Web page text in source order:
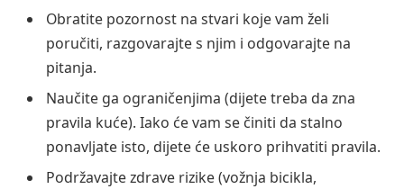
Obratite pozornost na stvari koje vam želi
poručiti, razgovarajte s njim i odgovarajte na
pitanja.
Naučite ga ograničenjima (dijete treba da zna
pravila kuće). Iako će vam se činiti da stalno
ponavljate isto, dijete će uskoro prihvatiti pravila.
Podržavajte zdrave rizike (vožnja bicikla,